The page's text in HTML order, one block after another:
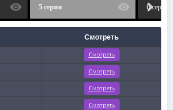
5 серия 6 серия
Смотреть
Смотреть
Смотреть
Смотреть
Смотреть